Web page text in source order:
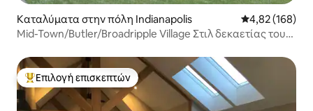
Καταλύματα στην πόλη Indianapolis Μέση
4,82 (168)
Mid-Town/Butler/Broadripple Village Στιλ δεκαετίας του
Κορυφαία επιλογή επισκεπτών
Επιλογή επισκεπτών